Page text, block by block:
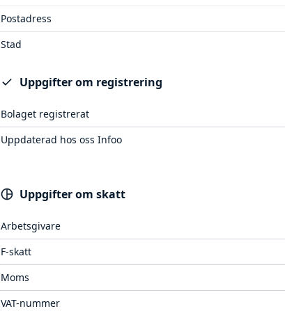
Postadress
Stad
Uppgifter om registrering
Bolaget registrerat
Uppdaterad hos oss Infoo
Uppgifter om skatt
Arbetsgivare
F-skatt
Moms
VAT-nummer